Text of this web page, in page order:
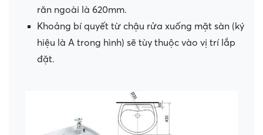
răn ngoài là 620mm.
Khoảng bí quyết từ chậu rửa xuống mặt sàn (ký
hiệu là A trong hình) sẽ tùy thuộc vào vị trí lắp
đặt.